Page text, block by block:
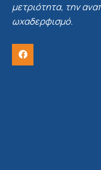
μετριότητα, την
ωχαδερφισμό.